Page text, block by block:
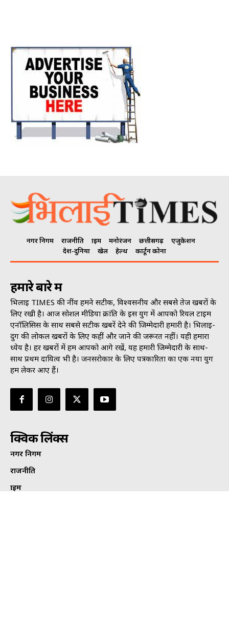
नगर निगम राजनीति क्राइम मनोरंजन छत्तीसगढ़
एजुकेशन
देश-दुनिया
खेल हेल्थ कार्टून कोना
हमारे बारे में
भिलाई TIMES की नींव हमने सटीक, विश्वसनीय और सबसे तेज खबरों के
लिए रखी है। आज सोशल मीडिया क्रांति के इस युग में आपको रियल टाइम
एनॉलिसिस के साथ सबसे सटीक खबरें देने की जिम्मेदारी हमारी है। भिलाई-
दुर्ग की लोकल खबरों के लिए कहीं और जाने की जरूरत नहीं। यही हमारा
ध्येय है। हर खबरों में हम आपको आगे रखें, यह हमारी जिम्मेदारी के साथ-
साथ प्रथम दायित्व भी है। जनसराेकार के लिए पत्रकारिता का एक नया युग
हम लेकर आए हैं।
क्विक लिंक्स
नगर निगम
राजनीति
क्राइम